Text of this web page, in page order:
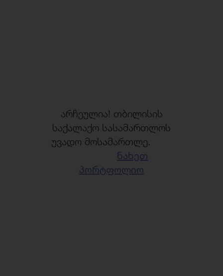
არჩეულია! თბილისის
საქალაქო სასამართლოს
უვადო მოსამართლე.
ნახეთ
პორტფოლიო